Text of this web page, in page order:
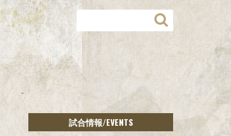
試合情報/EVENTS